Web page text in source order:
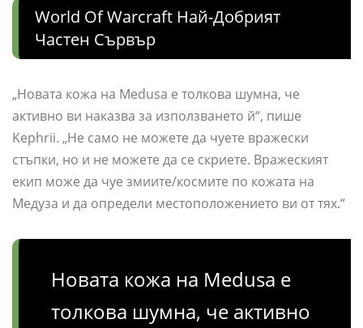
World Of Warcraft Най-Добрият
Частен Сървър
„Новата кожа на Medusa е толкова шумна, че
активно ви наказва за използването й“, пише
Kephrii. „Не само не можете да чуете вражески
стъпки, но и не можете да се скриете. Вражеският
екип може да чуе змиите/космите по кожата на
Медуза и да определи местоположението ви от тях.“
Новата кожа на Medusa е
толкова шумна, че активно